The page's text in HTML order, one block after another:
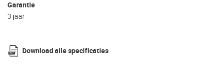
Garantie
3 jaar
Download alle specificaties